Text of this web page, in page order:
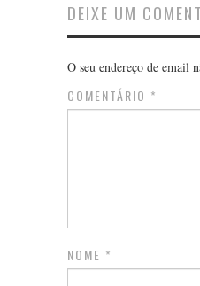
DEIXE UM
O seu endereço de email
COMENTÁRIO *
NOME *